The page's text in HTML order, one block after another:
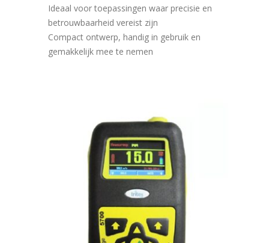
Ideaal voor toepassingen waar precisie en
betrouwbaarheid vereist zijn
Compact ontwerp, handig in gebruik en
gemakkelijk mee te nemen